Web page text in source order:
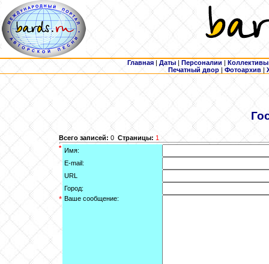
Главная | Даты | Персоналии | Коллективы
Печатный двор |Фотоархив |
Всего записей: 0 Страницы: 1
* Имя:
E-mail:
URL
Город:
* Ваше сообщение: